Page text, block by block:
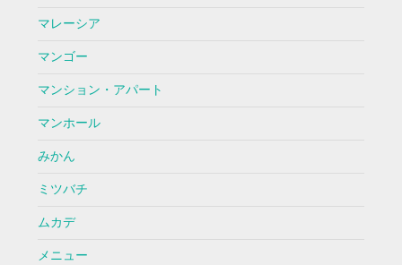
マレーシア
マンゴー
マンション・アパート
マンホール
みかん
ミツバチ
ムカデ
メニュー